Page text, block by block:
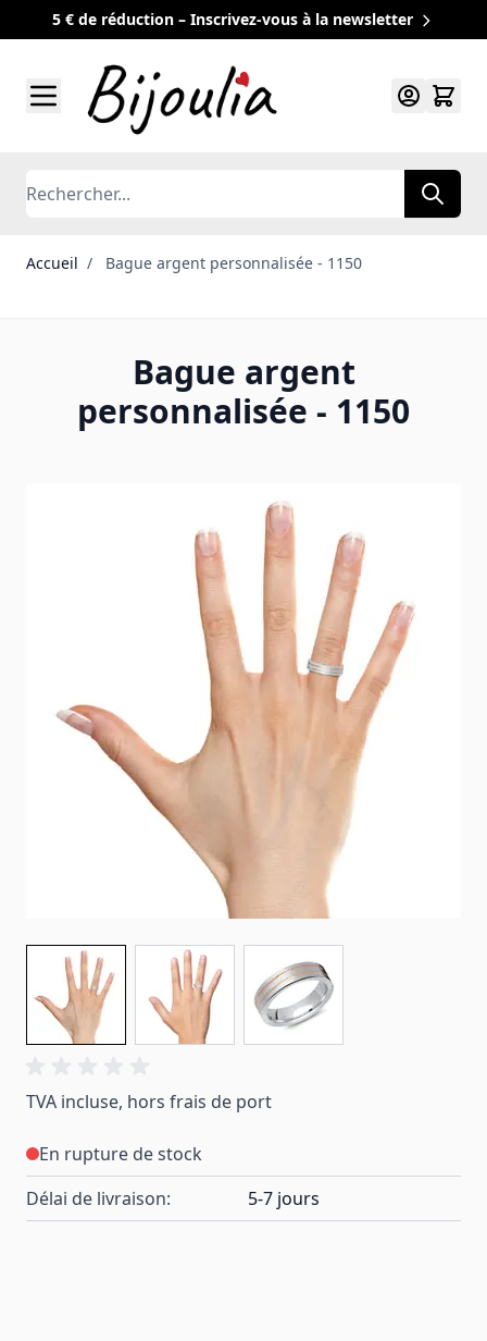
5 € de réduction – Inscrivez-vous à la newsletter
Rechercher
Accueil / Bague argent personnalisée - 1150
Bague argent
personnalisée - 1150
TVA incluse, hors frais de port
En rupture de stock
Délai de livraison:
5-7 jours